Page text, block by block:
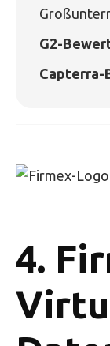
G2-
Capterra-
4.